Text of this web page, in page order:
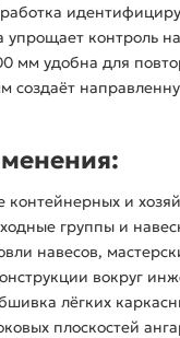
упрощает контроль
мм удобна для
создаёт
и
группы и
навесов,
вокруг
лёгких
плоскостей